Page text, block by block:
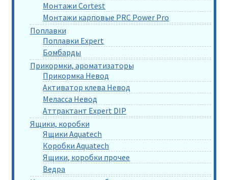
Монтажи Cortest
Монтажи карповые PRC Power Pro
Поплавки
Поплавки Expert
Бомбарды
Прикормки, ароматизаторы
Прикормка Невод
Активатор клева Невод
Меласса Невод
Аттрактант Expert DIP
Ящики, коробки
Ящики Aquatech
Коробки Aquatech
Ящики, коробки прочее
Ведра